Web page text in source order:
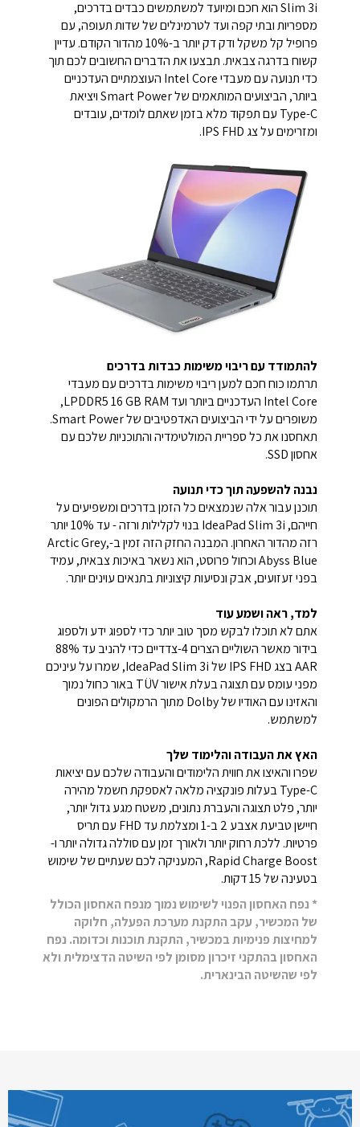
Slim 3i הוא חכם ומיועד למשתמשים כבדים בדרכים,
מספריות ובתי קפה ועד לטרמינלים של שדות תעופה, עם
פרופיל קל משקל ודק דק יותר ב-10% מהדור הקודם. עדיין
קשוח בדרגה צבאית. תבצעו את הדברים החשובים לכם תוך
כדי תנועה עם מעבדי Intel Core העוצמתיים העדכניים
ביותר, הביצועים המותאמים של Smart Power ויציאת
Type-C עם תפקוד מלא בזמן שאתם לומדים, עובדים
ומזרימים על צג IPS FHD.
להתמודד עם ריבוי משימות כבדות בדרכים
תרתמו כוח חכם למען ריבוי משימות בדרכים עם מעבדי
Intel Core העדכניים ביותר ועד LPDDR5 16 GB RAM,
משופרים על ידי הביצועים האדפטיבים של Smart Power.
תאחסנו את כל ספריית המולטימדיה והתוכניות שלכם עם
אחסון SSD.
נבנה להשפעה תוך כדי תנועה
תוכנן עבור אלה שנמצאים כל הזמן בדרכים ומשפיעים על
חייהם, IdeaPad Slim 3i בנוי לקלילות ורזה - עד 10% יותר
רזה מהדור האחרון. המבנה החזק הזה זמין ב-Arctic Grey,
Abyss Blue וכחול פרוסט, הוא נשאר באיכות צבאית, עמיד
בפני זעזועים, אבק ונסיעות קיצוניות בתנאים עוינים יותר.
למד, ראה ושמע עוד
אתם לא תוכלו לבקש מסך טוב יותר כדי לספוג ידע ולספוג
בידור מאשר השוליים הצרים 4-צדדיים כדי להניב עד 88%
AAR בצג IPS FHD של IdeaPad Slim 3i, שמרו על עיניכם
מפני עומס עם תצוגה בעלת אישור TÜV באור כחול נמוך
והאזינו עם האודיו של Dolby מתוך הרמקולים הפונים
למשתמש.
האץ את העבודה והלימוד שלך
שפרו והאיצו את חווית הלימודים והעבודה שלכם עם יציאות
Type-C‎ בעלות פונקציה מלאה לאספקת חשמל מהירה
יותר, פלט תצוגה והעברת נתונים, משטח מגע גדול יותר,
חיישן טביעת אצבע 2 ב-1 ומצלמת עד FHD עם תריס
פרטיות. ללכת רחוק יותר ולאורך זמן עם סוללה גדולה יותר ו-
Rapid Charge Boost, המעניקה לכם שעתיים של שימוש
בטעינה של 15 דקות.
* נפח האחסון הפנוי לשימוש נמוך מנפח האחסון הכולל
של המכשיר, עקב התקנת מערכת הפעלה, חלוקה
למחיצות פנימיות במכשיר, התקנת תוכנות וכדומה. נפח
האחסון בהתקני זיכרון מסומן לפי השיטה הדצימלית ולא
לפי שהשיטה הבינארית.